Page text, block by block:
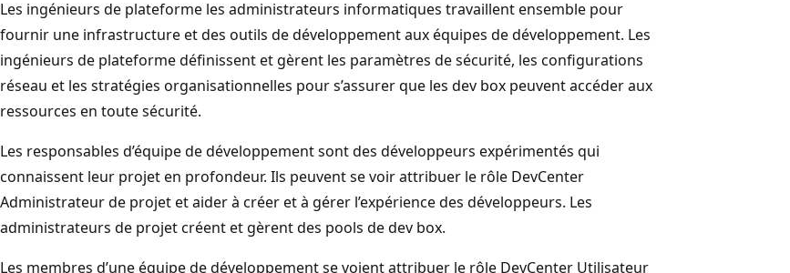
Les ingénieurs de plateforme les administrateurs informatiques travaillent ensemble pour
fournir une infrastructure et des outils de développement aux équipes de développement. Les
ingénieurs de plateforme définissent et gèrent les paramètres de sécurité, les configurations
réseau et les stratégies organisationnelles pour s’assurer que les dev box peuvent accéder aux
ressources en toute sécurité.
Les responsables d’équipe de développement sont des développeurs expérimentés qui
connaissent leur projet en profondeur. Ils peuvent se voir attribuer le rôle DevCenter
Administrateur de projet et aider à créer et à gérer l’expérience des développeurs. Les
administrateurs de projet créent et gèrent des pools de dev box.
Les membres d’une équipe de développement se voient attribuer le rôle DevCenter Utilisateur